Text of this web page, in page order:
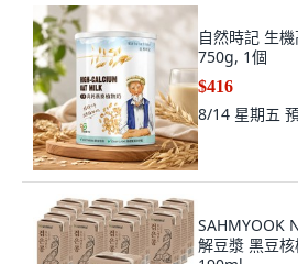
自然時記 生
750g, 1個
$416
8/14 星期五
SAHMYOOK
解豆漿 黑豆